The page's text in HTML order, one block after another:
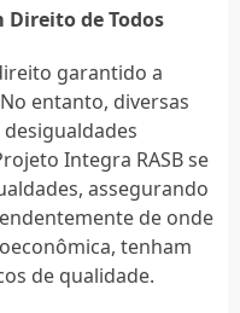
Direito de Todos
garantido a
entanto, diversas
Integra RASB se
assegurando
de onde
tenham
de qualidade.